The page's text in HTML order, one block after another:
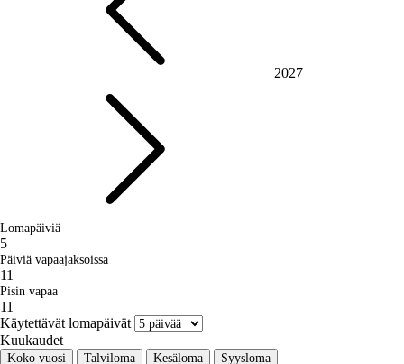
2027
Lomapäiviä
5
Päiviä vapaajaksoissa
11
Pisin vapaa
11
Käytettävät lomapäivät
Kuukaudet
Koko vuosi Talviloma Kesäloma Syysloma